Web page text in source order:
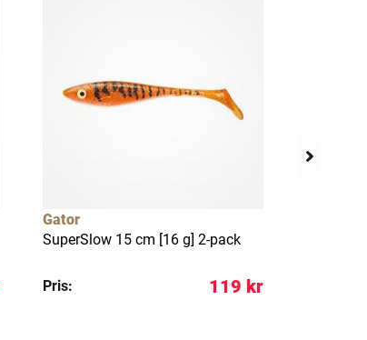
Gator
SuperSlow 15 cm [16 g] 2-pack
Pris: 119 kr